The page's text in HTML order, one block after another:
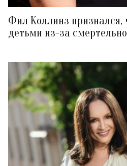
Фил Коллинз признался,
детьми из-за